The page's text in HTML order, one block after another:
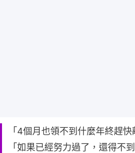
「4個月也領不到什麼年終趕快
「如果已經努力過了，還得不